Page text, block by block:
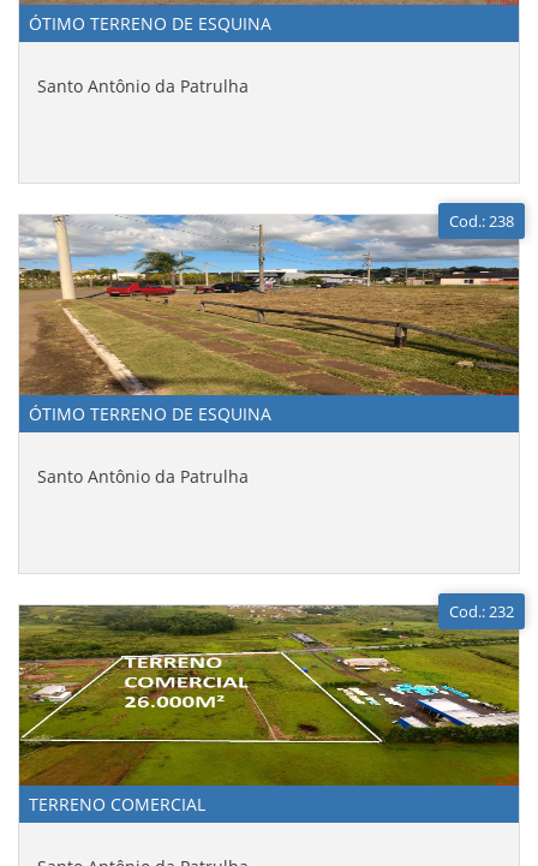
ÓTIMO TERRENO DE ESQUINA
Santo Antônio da Patrulha
Cod.: 238
ÓTIMO TERRENO DE ESQUINA
Santo Antônio da Patrulha
Cod.: 232
TERRENO COMERCIAL